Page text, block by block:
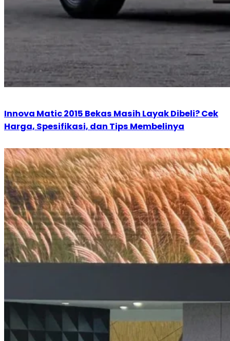
Innova Matic 2015 Bekas Masih Layak Dibeli? Cek
Harga, Spesifikasi, dan Tips Membelinya